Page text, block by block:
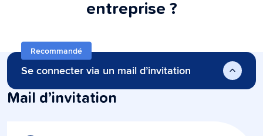
entreprise ?
Recommandé
Se connecter via un mail d’invitation
Mail d’invitation